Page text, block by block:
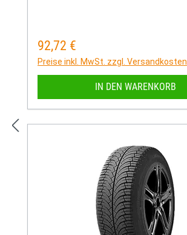
Regulärer Preis:
92,72 €
Preise inkl. MwSt. zzgl. Versandkosten
IN DEN WARENKORB